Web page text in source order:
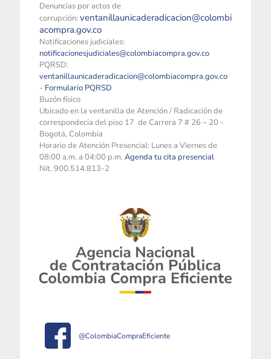
Denuncias por actos de
corrupción: ventanillaunicaderadicacion@colombi
acompra.gov.co
Notificaciones judiciales:
notificacionesjudiciales@colombiacompra.gov.co
PQRSD:
ventanillaunicaderadicacion@colombiacompra.gov.co
- Formulario PQRSD
Buzón físico
Ubicado en la ventanilla de Atención / Radicación de
correspondecia del piso 17 de Carrera 7 # 26 – 20 -
Bogotá, Colombia
Horario de Atención Presencial: Lunes a Viernes de
08:00 a.m. a 04:00 p.m. Agenda tu cita presencial
Nit. 900.514.813-2
@ColombiaCompraEficiente